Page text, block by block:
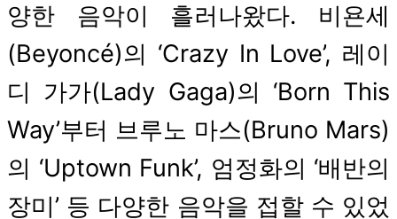
양한 음악이 흘러나왔다. 비욘세
(Beyoncé)의 ‘Crazy In Love’, 레이
디 가가(Lady Gaga)의 ‘Born This
Way’부터 브루노 마스(Bruno Mars)
의 ‘Uptown Funk’, 엄정화의 ‘배반의
장미’ 등 다양한 음악을 접할 수 있었